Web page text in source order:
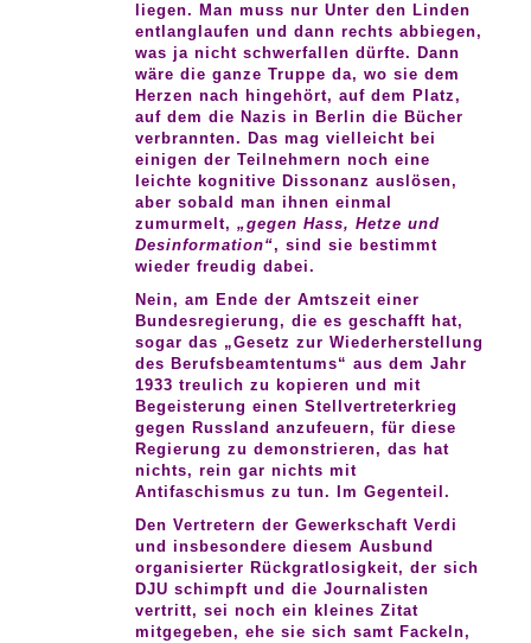
liegen. Man muss nur Unter den Linden
entlanglaufen und dann rechts abbiegen,
was ja nicht schwerfallen dürfte. Dann
wäre die ganze Truppe da, wo sie dem
Herzen nach hingehört, auf dem Platz,
auf dem die Nazis in Berlin die Bücher
verbrannten. Das mag vielleicht bei
einigen der Teilnehmern noch eine
leichte kognitive Dissonanz auslösen,
aber sobald man ihnen einmal
zumurmelt,„gegen Hass, Hetze und
Desinformation“, sind sie bestimmt
wieder freudig dabei.
Nein, am Ende der Amtszeit einer
Bundesregierung, die es geschafft hat,
sogar das „Gesetz zur Wiederherstellung
des Berufsbeamtentums“ aus dem Jahr
1933 treulich zu kopieren und mit
Begeisterung einen Stellvertreterkrieg
gegen Russland anzufeuern, für diese
Regierung zu demonstrieren, das hat
nichts, rein gar nichts mit
Antifaschismus zu tun. Im Gegenteil.
Den Vertretern der Gewerkschaft Verdi
und insbesondere diesem Ausbund
organisierter Rückgratlosigkeit, der sich
DJU schimpft und die Journalisten
vertritt, sei noch ein kleines Zitat
mitgegeben, ehe sie sich samt Fackeln,